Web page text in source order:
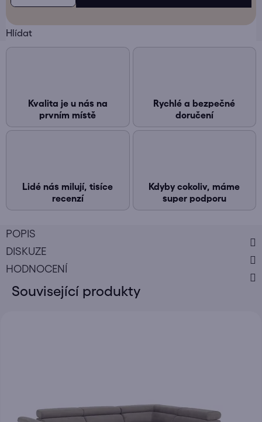
Hlídat
Kvalita je u nás na
prvním místě
Rychlé a bezpečné
doručení
Lidé nás milují, tisíce
recenzí
Kdyby cokoliv, máme
super podporu
POPIS
DISKUZE
HODNOCENÍ
Související produkty